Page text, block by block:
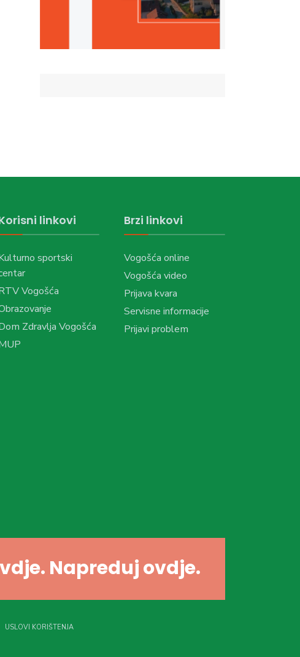
linkovi
sportski
Vogošća
Zdravlja Vogošća
Brzi linkovi
Vogošća online
Vogošća video
Prijava kvara
Servisne informacije
Prijavi problem
Napreduj ovdje.
USLOVI KORIŠTENJA